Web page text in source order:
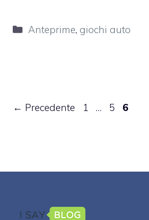
Categorie
Anteprime, giochi auto
← Precedente Pagina
1 … Pagina
5 Pagina
6